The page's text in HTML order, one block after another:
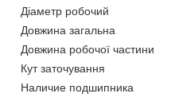
Діаметр робочий
Довжина загальна
Довжина робочої частини
Кут заточування
Наличие подшипника